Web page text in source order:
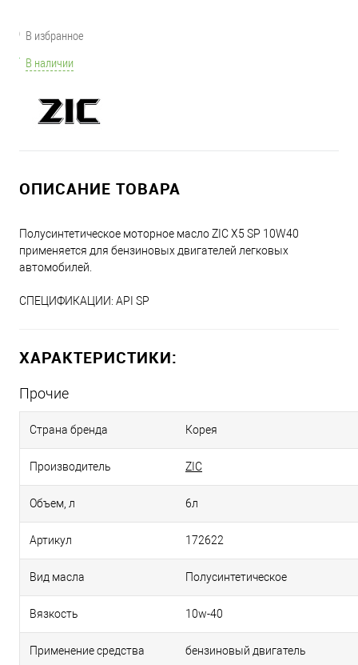
В избранное
В наличии
ОПИСАНИЕ ТОВАРА
Полусинтетическое моторное масло ZIC X5 SP 10W40
применяется для бензиновых двигателей легковых
автомобилей.
СПЕЦИФИКАЦИИ: API SP
ХАРАКТЕРИСТИКИ:
Прочие
Страна бренда Корея
Производитель ZIC
Объем, л 6л
Артикул 172622
Вид масла Полусинтетическое
Вязкость 10w-40
Применение средства бензиновый двигатель